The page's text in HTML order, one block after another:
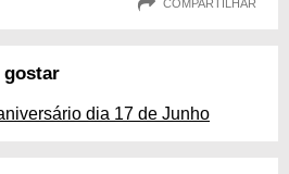
COMPARTILHAR
gostar
dia 17 de Junho